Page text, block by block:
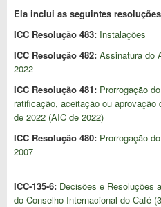
Ela inclui as seguintes
ICC Resolução 483: Instalações
ICC Resolução 482: Assinatura do
2022
ICC Resolução 481: Prorrogação
ratificação, aceitação ou
de 2022 (AIC de 2022)
ICC Resolução 480: Prorrogação
2007
ICC-135-6: Decisões e Resoluções
do Conselho Internacional do Café